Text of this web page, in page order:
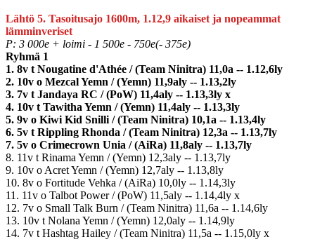
Lähtö 5. Tasoitusajo 1600m, 1.12,9 aikaiset ja nopeammat
lämminveriset
P: 3 000e + loimi - 1 500e - 750e(- 375e)
Ryhmä 1
1. 8v t Nougatine d'Athée / (Team Ninitra) 11,0a -- 1.12,6ly
2. 10v o Mezcal Yemn / (Yemn) 11,9aly -- 1.13,2ly
3. 7v t Jandaya RC / (PoW) 11,4aly -- 1.13,3ly x
4. 10v t Tawitha Yemn / (Yemn) 11,4aly -- 1.13,3ly
5. 9v o Kiwi Kid Snilli / (Team Ninitra) 10,1a -- 1.13,4ly
6. 5v t Rippling Rhonda / (Team Ninitra) 12,3a -- 1.13,7ly
7. 5v o Crimecrown Unia / (AiRa) 11,8aly -- 1.13,7ly
8. 11v t Rinama Yemn / (Yemn) 12,3aly -- 1.13,7ly
9. 10v o Acret Yemn / (Yemn) 12,7aly -- 1.13,8ly
10. 8v o Fortitude Vehka / (AiRa) 10,0ly -- 1.14,3ly
11. 11v o Talbot Power / (PoW) 11,5aly -- 1.14,4ly x
12. 7v o Small Talk Burn / (Team Ninitra) 11,6a -- 1.14,6ly
13. 10v t Nolana Yemn / (Yemn) 12,0aly -- 1.14,9ly
14. 7v t Hashtag Hailey / (Team Ninitra) 11,5a -- 1.15,0ly x